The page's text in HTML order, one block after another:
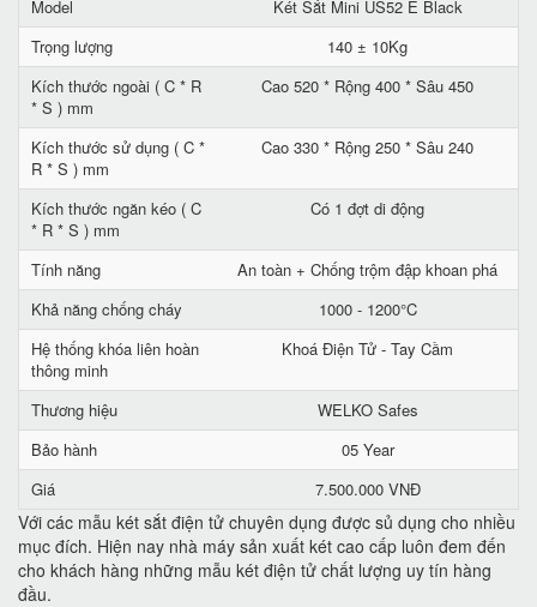
Model
Két Sắt Mini US52 E Black
Trọng lượng
140 ± 10Kg
Kích thước ngoài ( C * R
* S ) mm
Cao 520 * Rộng 400 * Sâu 450
Kích thước sử dụng ( C *
R * S ) mm
Cao 330 * Rộng 250 * Sâu 240
Kích thước ngăn kéo ( C
* R * S ) mm
Có 1 đợt di động
Tính năng
An toàn + Chống trộm đập khoan phá
Khả năng chống cháy
1000 - 1200°C
Hệ thống khóa liên hoàn
thông minh
Khoá Điện Tử - Tay Cầm
Thương hiệu
WELKO Safes
Bảo hành
05 Year
Giá
7.500.000 VNĐ
Với các mẫu két sắt điện tử chuyên dụng được sủ dụng cho nhiều
mục đích. Hiện nay nhà máy sản xuất két cao cấp luôn đem đến
cho khách hàng những mẫu két điện tử chất lượng uy tín hàng
đầu.